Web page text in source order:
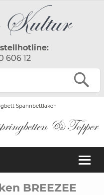
606 12
Spannbettlaken
BREEZEE